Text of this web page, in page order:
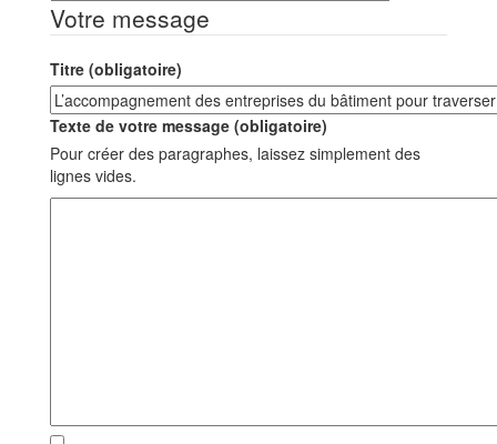
Votre message
Titre (obligatoire)
Texte de votre message (obligatoire)
Pour créer des paragraphes, laissez simplement des
lignes vides.